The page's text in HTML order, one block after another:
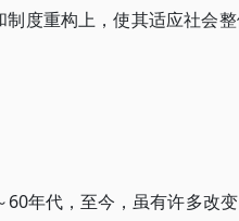
度重构上，使其适应社会
年代，至今，虽有许多改